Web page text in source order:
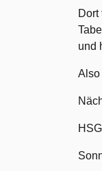
Dort
und
Also